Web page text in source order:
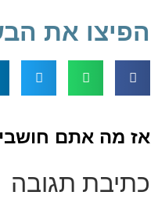
הפיצו את
אז מה אתם
כתיבת תגובה